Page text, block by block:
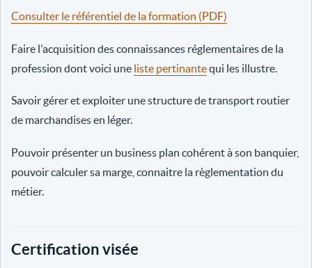
Consulter le référentiel de la formation (PDF)
Faire l'acquisition des connaissances réglementaires de la
profession dont voici une liste pertinantequi les illustre.
Savoir gérer et exploiter une structure de transport routier
de marchandises en léger.
Pouvoir présenter un business plan cohérent à son banquier,
pouvoir calculer sa marge, connaitre la règlementation du
métier.
Certification visée